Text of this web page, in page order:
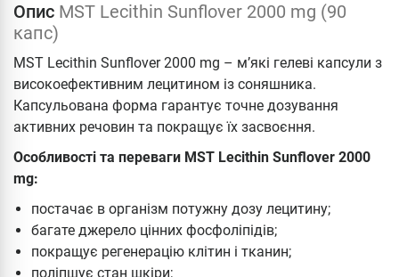
Опис MST Lecithin Sunflover 2000 mg (90
капс)
MST Lecithin Sunflover 2000 mg – м’які гелеві капсули з
високоефективним лецитином із соняшника.
Капсульована форма гарантує точне дозування
активних речовин та покращує їх засвоєння.
Особливості та переваги MST Lecithin Sunflover 2000
mg:
постачає в організм потужну дозу лецитину;
багате джерело цінних фосфоліпідів;
покращує регенерацію клітин і тканин;
поліпшує стан шкіри;